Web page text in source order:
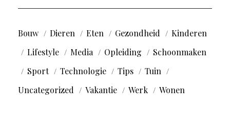
Bouw Dieren Eten Gezondheid
Kinderen
Lifestyle
Media Opleiding
Schoonmaken
Sport
Technologie Tips
Tuin
Uncategorized
Vakantie Werk Wonen